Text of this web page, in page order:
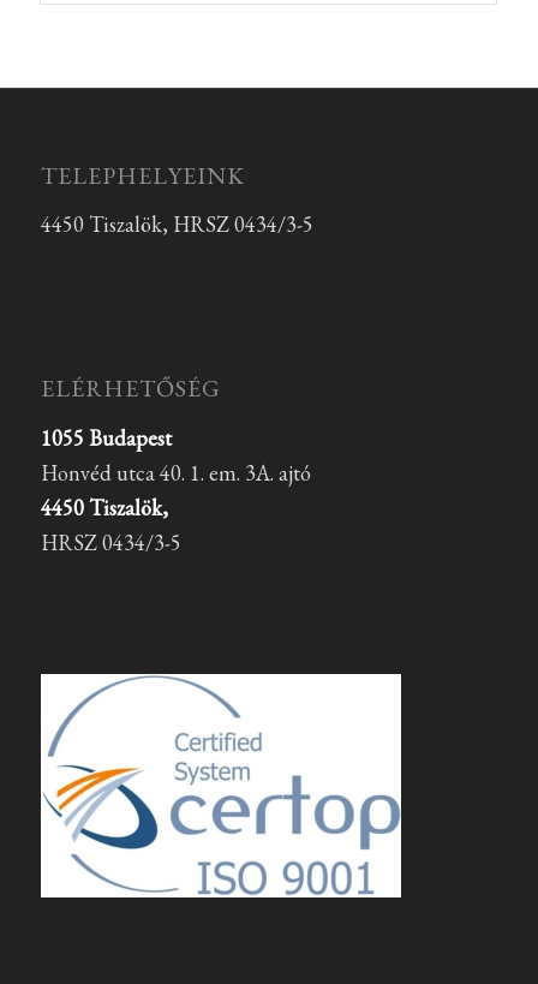
TELEPHELYEINK
4450 Tiszalök, HRSZ 0434/3-5
ELÉRHETŐSÉG
1055 Budapest
Honvéd utca 40. 1. em. 3A. ajtó
4450 Tiszalök,
HRSZ 0434/3-5